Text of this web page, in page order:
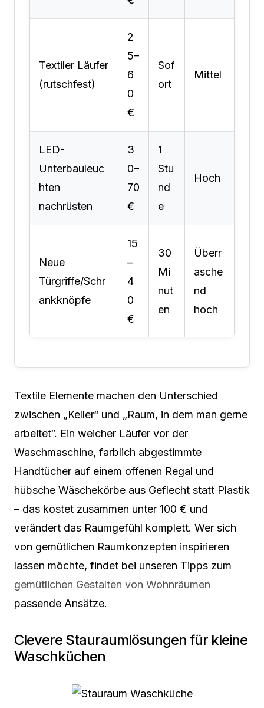
Textiler Läufer
(rutschfest)
2
5–
6
0
€
Sof
ort
Mittel
LED-
Unterbauleuc
hten
nachrüsten
3
0–
70
€
1
Stu
nd
e
Hoch
Neue
Türgriffe/Schr
ankknöpfe
15
–
4
0
€
30
Mi
nut
en
Überr
asche
nd
hoch
Textile Elemente machen den Unterschied
zwischen „Keller“ und „Raum, in dem man gerne
arbeitet“. Ein weicher Läufer vor der
Waschmaschine, farblich abgestimmte
Handtücher auf einem offenen Regal und
hübsche Wäschekörbe aus Geflecht statt Plastik
– das kostet zusammen unter 100 € und
verändert das Raumgefühl komplett. Wer sich
von gemütlichen Raumkonzepten inspirieren
lassen möchte, findet bei unseren Tipps zum
gemütlichen Gestalten von Wohnräumen
passende Ansätze.
Clevere Stauraumlösungen für kleine
Waschküchen